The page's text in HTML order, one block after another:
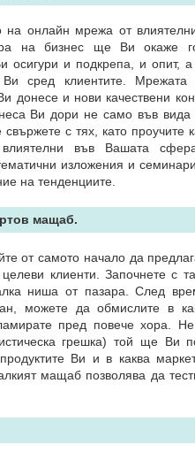
на онлайн мрежа от
на бизнес ще Ви окаже
осигури и подкрепа, и опит,
Ви сред клиентите. Мрежата
донесе и нови качествени
Ви дори не само във вида
с тях, като проучите
във Вашата
изложения и
на тенденциите.
мащаб.
от самото начало да
клиенти. Започнете с
ниша от пазара. След
можете да обмислите в
пред повече хора.
грешка) той ще Ви
Ви и в каква
мащаб позволява да